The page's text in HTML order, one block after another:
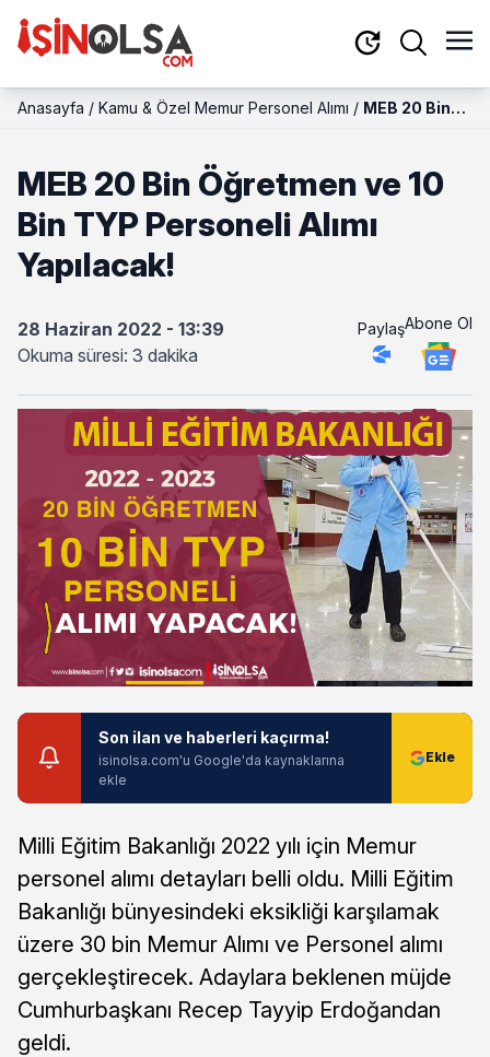
Anasayfa / Kamu & Özel Memur Personel Alımı / MEB 20 Bin
Personeli
Alımı
Yapılacak!
MEB 20 Bin Öğretmen ve 10
Bin TYP Personeli Alımı
Yapılacak!
28 Haziran 2022 - 13:39
Okuma süresi: 3 dakika
PaylaşAbone Ol
Son ilan ve haberleri kaçırma!
isinolsa.com'u Google'da kaynaklarına
ekle
Milli Eğitim Bakanlığı 2022 yılı için Memur
personel alımı detayları belli oldu. Milli Eğitim
Bakanlığı bünyesindeki eksikliği karşılamak
üzere 30 bin Memur Alımı ve Personel alımı
gerçekleştirecek. Adaylara beklenen müjde
Cumhurbaşkanı Recep Tayyip Erdoğandan
geldi.